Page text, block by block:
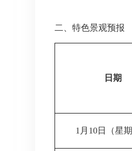
二、特色景观预报
日期
1月10日（星期